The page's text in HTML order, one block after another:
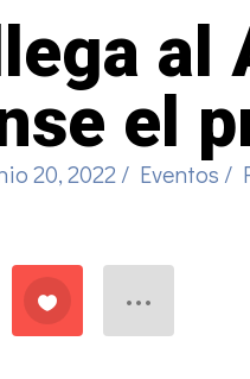
el
20, 2022/ Eventos /